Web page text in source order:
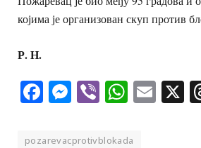
којима је организован скуп против
Р. Н.
Facebook
Messenger
Viber X
pozarevacprotivblokada